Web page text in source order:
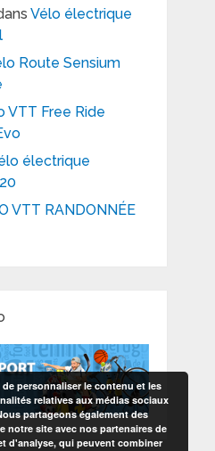
Vélo électrique
Route Sensium
VTT Free Ride
électrique
VTT RANDONNÉE
personnaliser le contenu et les
relatives aux médias sociaux
partageons également des
site avec nos partenaires de
d'analyse, qui peuvent combiner